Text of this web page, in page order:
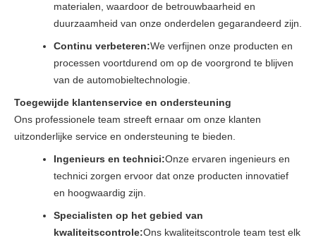
materialen, waardoor de betrouwbaarheid en
duurzaamheid van onze onderdelen gegarandeerd zijn.
Continu verbeteren:We verfijnen onze producten en
processen voortdurend om op de voorgrond te blijven
van de automobieltechnologie.
Toegewijde klantenservice en ondersteuning
Ons professionele team streeft ernaar om onze klanten
uitzonderlijke service en ondersteuning te bieden.
Ingenieurs en technici:Onze ervaren ingenieurs en
technici zorgen ervoor dat onze producten innovatief
en hoogwaardig zijn.
Specialisten op het gebied van
kwaliteitscontrole:Ons kwaliteitscontrole team test elk